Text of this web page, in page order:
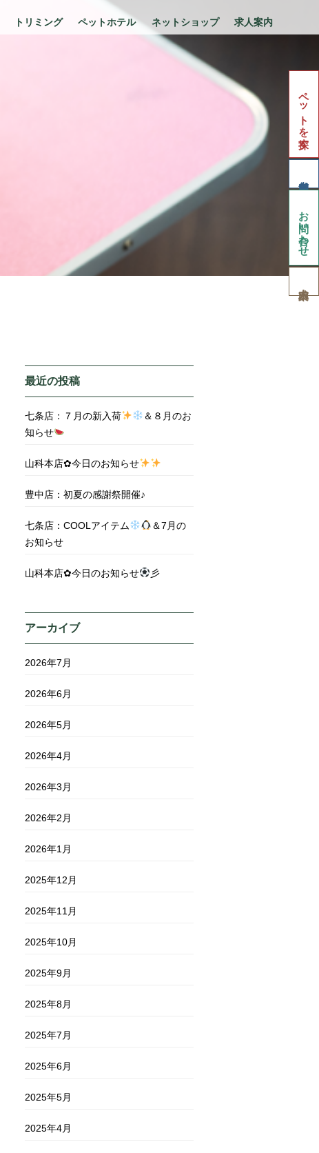
トリミング ペットホテル ネットショップ 求人案内
ペットを探す
お問い合わせ
最近の投稿
七条店：７月の新入荷
＆８月のお
知らせ
山科本店✿今日のお知らせ
豊中店：初夏の感謝祭開催♪
七条店：COOLアイテム
＆7月の
お知らせ
山科本店✿今日のお知らせ 彡
アーカイブ
2026年7月
2026年6月
2026年5月
2026年4月
2026年3月
2026年2月
2026年1月
2025年12月
2025年11月
2025年10月
2025年9月
2025年8月
2025年7月
2025年6月
2025年5月
2025年4月